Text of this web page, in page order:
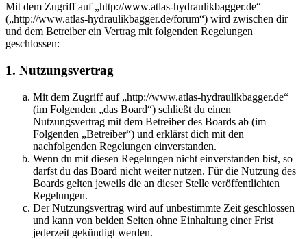
Mit dem Zugriff auf „http://www.atlas-hydraulikbagger.de“
(„http://www.atlas-hydraulikbagger.de/forum“) wird zwischen dir
und dem Betreiber ein Vertrag mit folgenden Regelungen
geschlossen:
1. Nutzungsvertrag
Mit dem Zugriff auf „http://www.atlas-hydraulikbagger.de“
(im Folgenden „das Board“) schließt du einen
Nutzungsvertrag mit dem Betreiber des Boards ab (im
Folgenden „Betreiber“) und erklärst dich mit den
nachfolgenden Regelungen einverstanden.
Wenn du mit diesen Regelungen nicht einverstanden bist, so
darfst du das Board nicht weiter nutzen. Für die Nutzung des
Boards gelten jeweils die an dieser Stelle veröffentlichten
Regelungen.
Der Nutzungsvertrag wird auf unbestimmte Zeit geschlossen
und kann von beiden Seiten ohne Einhaltung einer Frist
jederzeit gekündigt werden.